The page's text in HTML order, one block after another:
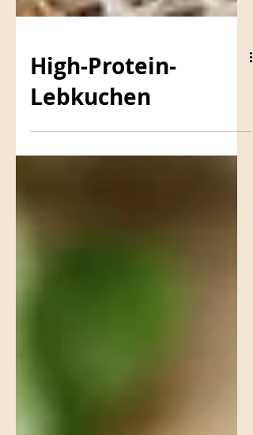
High-Protein-
Lebkuchen